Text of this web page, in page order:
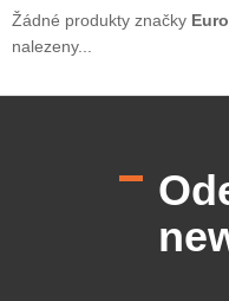
Žádné produkty značky
nalezeny...